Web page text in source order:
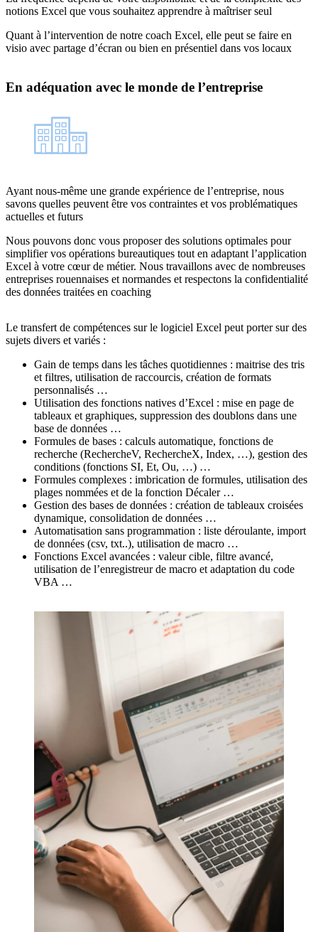
notions Excel que vous souhaitez apprendre à maîtriser seul
Quant à l’intervention de notre coach Excel, elle peut se faire en
visio avec partage d’écran ou bien en présentiel dans vos locaux
En adéquation avec le monde de l’entreprise
Ayant nous-même une grande expérience de l’entreprise, nous
savons quelles peuvent être vos contraintes et vos problématiques
actuelles et futurs
Nous pouvons donc vous proposer des solutions optimales pour
simplifier vos opérations bureautiques tout en adaptant l’application
Excel à votre cœur de métier. Nous travaillons avec de nombreuses
entreprises rouennaises et normandes et respectons la confidentialité
des données traitées en coaching
Le transfert de compétences sur le logiciel Excel peut porter sur des
sujets divers et variés :
Gain de temps dans les tâches quotidiennes : maitrise des tris
et filtres, utilisation de raccourcis, création de formats
personnalisés …
Utilisation des fonctions natives d’Excel : mise en page de
tableaux et graphiques, suppression des doublons dans une
base de données …
Formules de bases : calculs automatique, fonctions de
recherche (RechercheV, RechercheX, Index, …), gestion des
conditions (fonctions SI, Et, Ou, …) …
Formules complexes : imbrication de formules, utilisation des
plages nommées et de la fonction Décaler …
Gestion des bases de données : création de tableaux croisées
dynamique, consolidation de données …
Automatisation sans programmation : liste déroulante, import
de données (csv, txt..), utilisation de macro …
Fonctions Excel avancées : valeur cible, filtre avancé,
utilisation de l’enregistreur de macro et adaptation du code
VBA …